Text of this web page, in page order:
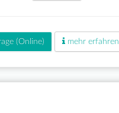
(Online) mehr erfahren